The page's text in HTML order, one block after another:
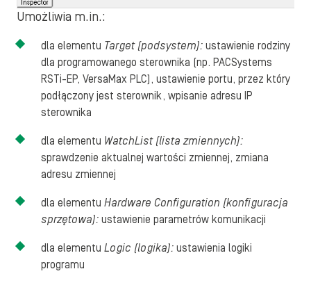
Umożliwia m.in.:
dla elementu Target (podsystem): ustawienie rodziny
dla programowanego sterownika (np. PACSystems
RSTi-EP, VersaMax PLC), ustawienie portu, przez który
podłączony jest sterownik, wpisanie adresu IP
sterownika
dla elementu WatchList (lista zmiennych):
sprawdzenie aktualnej wartości zmiennej, zmiana
adresu zmiennej
dla elementu Hardware Configuration (konfiguracja
sprzętowa): ustawienie parametrów komunikacji
dla elementu Logic (logika): ustawienia logiki
programu